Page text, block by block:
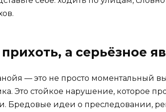
а серьёзное
— это не просто моментальный
Это стойкое нарушение, которое
Бредовые идеи о преследовании,